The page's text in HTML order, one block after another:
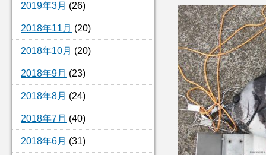
2019年3月 (26)
2018年11月 (20)
2018年10月 (20)
2018年9月 (23)
2018年8月 (24)
2018年7月 (40)
2018年6月 (31)